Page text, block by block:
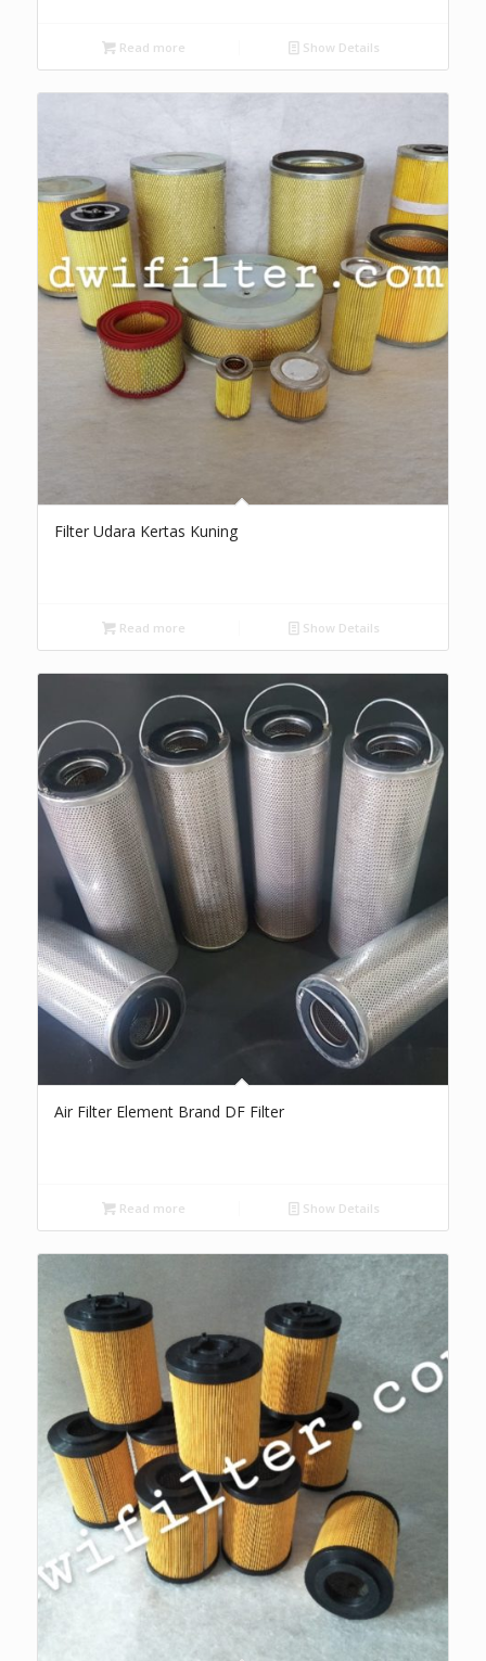
Read more Show Details
Filter Udara Kertas Kuning
Read more Show Details
Air Filter Element Brand DF Filter
Read more Show Details